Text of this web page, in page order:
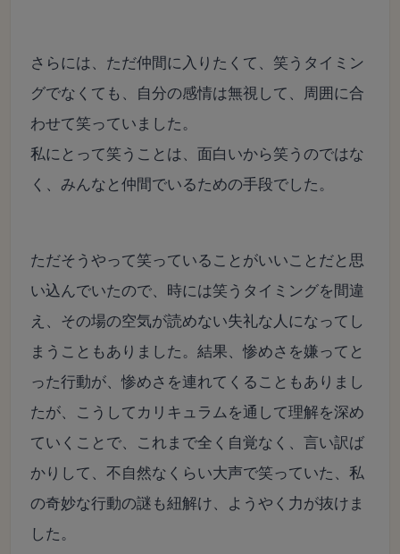
さらには、ただ仲間に入りたくて、笑うタイミン
グでなくても、自分の感情は無視して、周囲に合
わせて笑っていました。
私にとって笑うことは、面白いから笑うのではな
く、みんなと仲間でいるための手段でした。
ただそうやって笑っていることがいいことだと思
い込んでいたので、時には笑うタイミングを間違
え、その場の空気が読めない失礼な人になってし
まうこともありました。結果、惨めさを嫌ってと
った行動が、惨めさを連れてくることもありまし
たが、こうしてカリキュラムを通して理解を深め
ていくことで、これまで全く自覚なく、言い訳ば
かりして、不自然なくらい大声で笑っていた、私
の奇妙な行動の謎も紐解け、ようやく力が抜けま
した。